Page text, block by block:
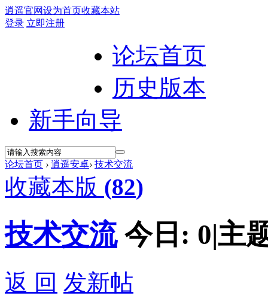
逍遥官网设为首页收藏本站
登录 立即注册
论坛首页
历史版本
新手向导
论坛首页 › 逍遥安卓› 技术交流
收藏本版 (82)
技术交流 今日: 0|主
返 回 发新帖